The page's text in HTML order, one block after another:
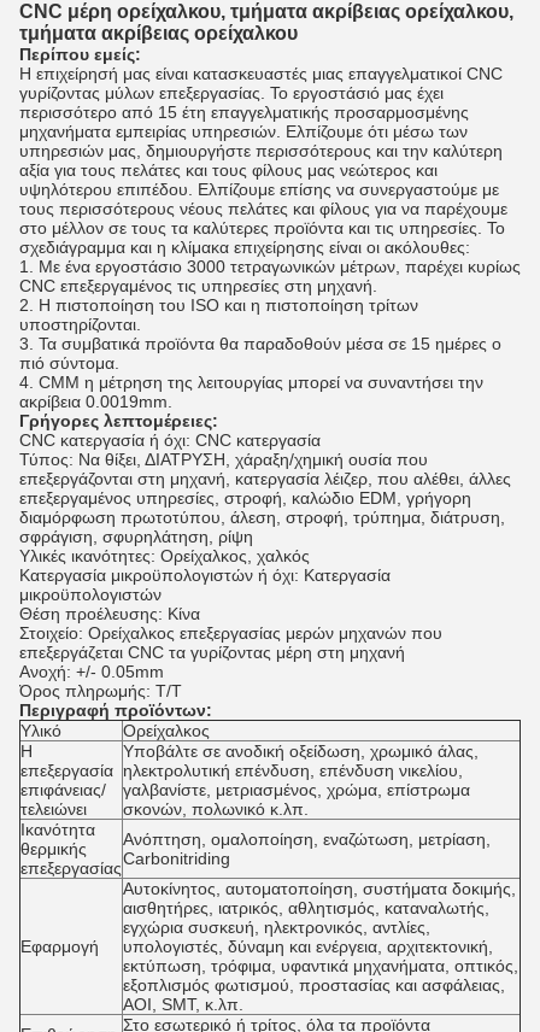
CNC μέρη ορείχαλκου, τμήματα ακρίβειας ορείχαλκου,
τμήματα ακρίβειας ορείχαλκου
Περίπου εμείς:
Η επιχείρησή μας είναι κατασκευαστές μιας επαγγελματικοί CNC
γυρίζοντας μύλων επεξεργασίας. Το εργοστάσιό μας έχει
περισσότερο από 15 έτη επαγγελματικής προσαρμοσμένης
μηχανήματα εμπειρίας υπηρεσιών. Ελπίζουμε ότι μέσω των
υπηρεσιών μας, δημιουργήστε περισσότερους και την καλύτερη
αξία για τους πελάτες και τους φίλους μας νεώτερος και
υψηλότερου επιπέδου. Ελπίζουμε επίσης να συνεργαστούμε με
τους περισσότερους νέους πελάτες και φίλους για να παρέχουμε
στο μέλλον σε τους τα καλύτερες προϊόντα και τις υπηρεσίες. Το
σχεδιάγραμμα και η κλίμακα επιχείρησης είναι οι ακόλουθες:
1. Με ένα εργοστάσιο 3000 τετραγωνικών μέτρων, παρέχει κυρίως
CNC επεξεργαμένος τις υπηρεσίες στη μηχανή.
2. Η πιστοποίηση του ISO και η πιστοποίηση τρίτων
υποστηρίζονται.
3. Τα συμβατικά προϊόντα θα παραδοθούν μέσα σε 15 ημέρες ο
πιό σύντομα.
4. CMM η μέτρηση της λειτουργίας μπορεί να συναντήσει την
ακρίβεια 0.0019mm.
Γρήγορες λεπτομέρειες:
CNC κατεργασία ή όχι: CNC κατεργασία
Τύπος: Να θίξει, ΔΙΑΤΡΥΣΗ, χάραξη/χημική ουσία που
επεξεργάζονται στη μηχανή, κατεργασία λέιζερ, που αλέθει, άλλες
επεξεργαμένος υπηρεσίες, στροφή, καλώδιο EDM, γρήγορη
διαμόρφωση πρωτοτύπου, άλεση, στροφή, τρύπημα, διάτρυση,
σφράγιση, σφυρηλάτηση, ρίψη
Υλικές ικανότητες: Ορείχαλκος, χαλκός
Κατεργασία μικροϋπολογιστών ή όχι: Κατεργασία
μικροϋπολογιστών
Θέση προέλευσης: Κίνα
Στοιχείο: Ορείχαλκος επεξεργασίας μερών μηχανών που
επεξεργάζεται CNC τα γυρίζοντας μέρη στη μηχανή
Ανοχή: +/- 0.05mm
Όρος πληρωμής: T/T
Περιγραφή προϊόντων:
Υλικό
Ορείχαλκος
Η
επεξεργασία
επιφάνειας/
τελειώνει
Υποβάλτε σε ανοδική οξείδωση, χρωμικό άλας,
ηλεκτρολυτική επένδυση, επένδυση νικελίου,
γαλβανίστε, μετριασμένος, χρώμα, επίστρωμα
σκονών, πολωνικό κ.λπ.
Ικανότητα
θερμικής
επεξεργασίας
Ανόπτηση, ομαλοποίηση, εναζώτωση, μετρίαση,
Carbonitriding
Εφαρμογή
Αυτοκίνητος, αυτοματοποίηση, συστήματα δοκιμής,
αισθητήρες, ιατρικός, αθλητισμός, καταναλωτής,
εγχώρια συσκευή, ηλεκτρονικός, αντλίες,
υπολογιστές, δύναμη και ενέργεια, αρχιτεκτονική,
εκτύπωση, τρόφιμα, υφαντικά μηχανήματα, οπτικός,
εξοπλισμός φωτισμού, προστασίας και ασφάλειας,
AOI, SMT, κ.λπ.
Στο εσωτερικό ή τρίτος, όλα τα προϊόντα